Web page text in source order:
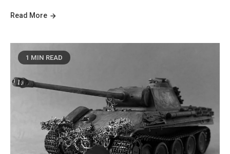
Read More
1 MIN READ